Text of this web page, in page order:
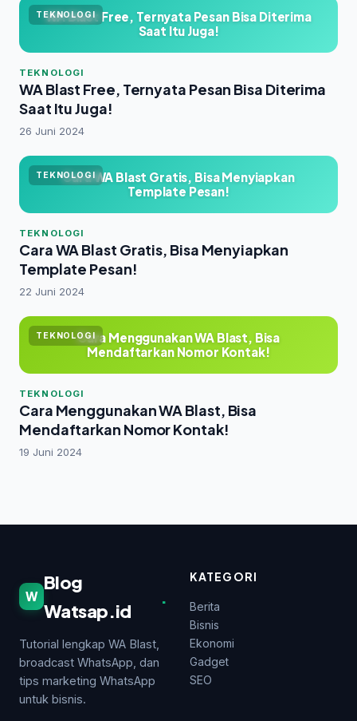
TEKNOLOGI
WA Blast Free, Ternyata Pesan Bisa Diterima
Saat Itu Juga!
TEKNOLOGI
WA Blast Free, Ternyata Pesan Bisa Diterima
Saat Itu Juga!
26 Juni 2024
TEKNOLOGI
Cara WA Blast Gratis, Bisa Menyiapkan
Template Pesan!
TEKNOLOGI
Cara WA Blast Gratis, Bisa Menyiapkan
Template Pesan!
22 Juni 2024
TEKNOLOGICara Menggunakan WA Blast, Bisa
Mendaftarkan Nomor Kontak!
TEKNOLOGI
Cara Menggunakan WA Blast, Bisa
Mendaftarkan Nomor Kontak!
19 Juni 2024
W
Blog
Watsap.id
.
Tutorial lengkap WA Blast,
broadcast WhatsApp, dan
tips marketing WhatsApp
untuk bisnis.
KATEGORI
Berita
Bisnis
Ekonomi
Gadget
SEO